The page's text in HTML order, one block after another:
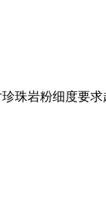
珠岩粉细度要